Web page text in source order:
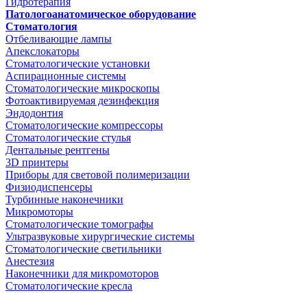
Патологоанатомическое оборудование
Стоматология
Отбеливающие лампы
Апекслокаторы
Стоматологические установки
Аспирационные системы
Стоматологические микроскопы
Фотоактивируемая дезинфекция
Эндодонтия
Стоматологические компрессоры
Стоматологические стулья
Дентальные рентгены
3D принтеры
Приборы для световой полимеризации
Физиодиспенсеры
Турбинные наконечники
Микромоторы
Стоматологические томографы
Ультразвуковые хирургические системы
Стоматологические светильники
Анестезия
Наконечники для микромоторов
Стоматологические кресла